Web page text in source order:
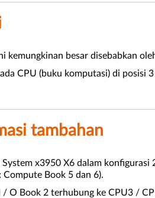
kemungkinan besar disebabkan
CPU (buku komputasi) di posisi
tambahan
System x3950 X6 dalam
Compute Book 5 dan 6).
/ O Book 2 terhubung ke CPU3 /